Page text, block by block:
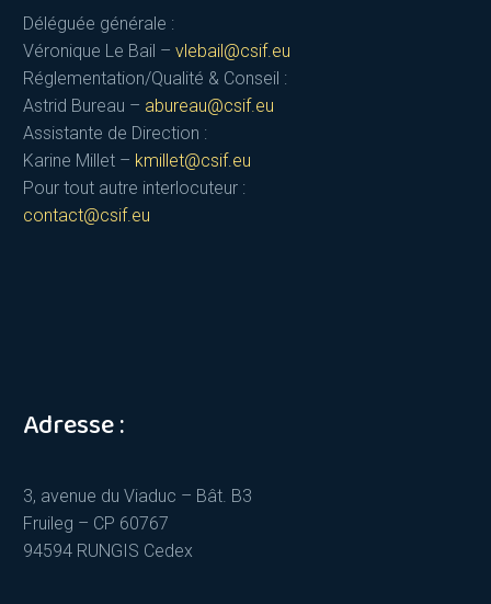
Déléguée générale :
Véronique Le Bail – vlebail@csif.eu
Réglementation/Qualité & Conseil :
Astrid Bureau – abureau@csif.eu
Assistante de Direction :
Karine Millet – kmillet@csif.eu
Pour tout autre interlocuteur :
contact@csif.eu
Adresse :
3, avenue du Viaduc – Bât. B3
Fruileg – CP 60767
94594 RUNGIS Cedex